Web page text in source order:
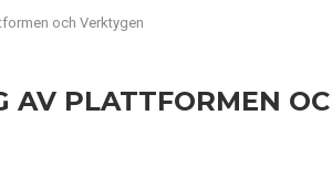
och Verktygen
AV PLATTFORMEN